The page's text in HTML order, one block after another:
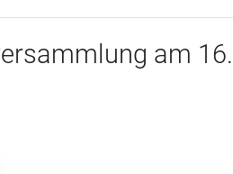
am 16.